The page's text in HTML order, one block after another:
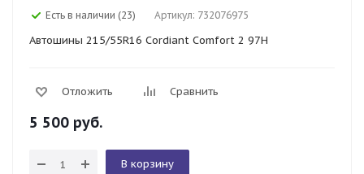
Есть в наличии (23) Артикул: 732076975
Автошины 215/55R16 Cordiant Comfort 2 97H
Отложить Сравнить
5 500 руб.
В корзину